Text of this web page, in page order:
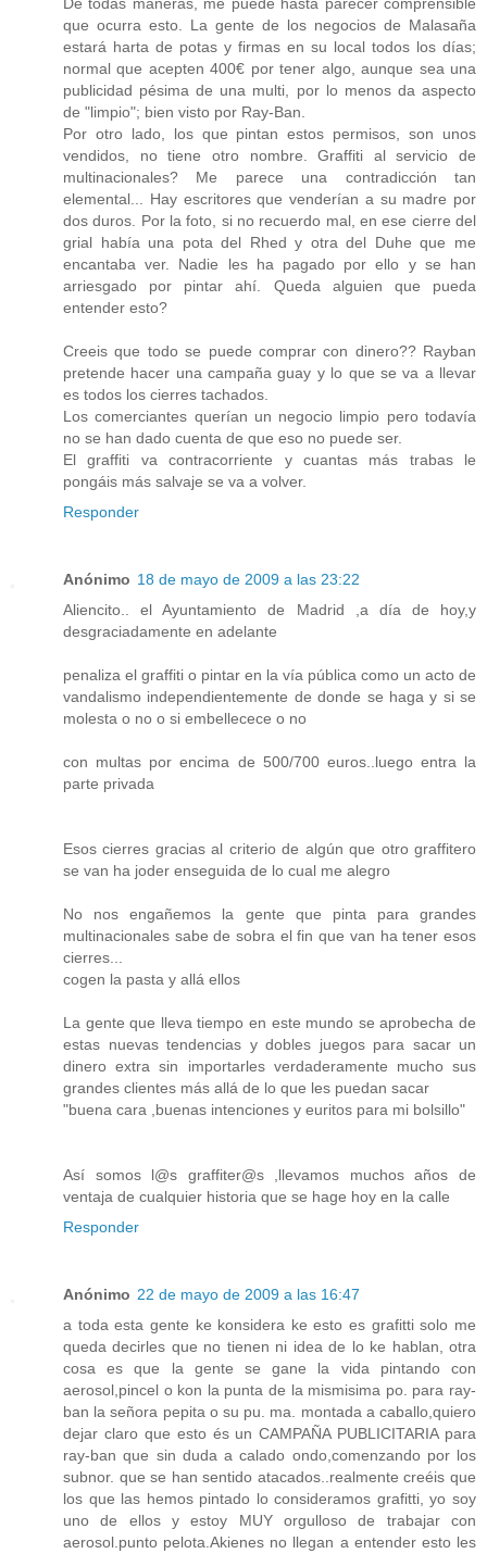
De todas maneras, me puede hasta parecer comprensible
que ocurra esto. La gente de los negocios de Malasaña
estará harta de potas y firmas en su local todos los días;
normal que acepten 400€ por tener algo, aunque sea una
publicidad pésima de una multi, por lo menos da aspecto
de "limpio"; bien visto por Ray-Ban.
Por otro lado, los que pintan estos permisos, son unos
vendidos, no tiene otro nombre. Graffiti al servicio de
multinacionales? Me parece una contradicción tan
elemental... Hay escritores que venderían a su madre por
dos duros. Por la foto, si no recuerdo mal, en ese cierre del
grial había una pota del Rhed y otra del Duhe que me
encantaba ver. Nadie les ha pagado por ello y se han
arriesgado por pintar ahí. Queda alguien que pueda
entender esto?
Creeis que todo se puede comprar con dinero?? Rayban
pretende hacer una campaña guay y lo que se va a llevar
es todos los cierres tachados.
Los comerciantes querían un negocio limpio pero todavía
no se han dado cuenta de que eso no puede ser.
El graffiti va contracorriente y cuantas más trabas le
pongáis más salvaje se va a volver.
Responder
Anónimo 18 de mayo de 2009 a las 23:22
Aliencito.. el Ayuntamiento de Madrid ,a día de hoy,y
desgraciadamente en adelante
penaliza el graffiti o pintar en la vía pública como un acto de
vandalismo independientemente de donde se haga y si se
molesta o no o si embellecece o no
con multas por encima de 500/700 euros..luego entra la
parte privada
Esos cierres gracias al criterio de algún que otro graffitero
se van ha joder enseguida de lo cual me alegro
No nos engañemos la gente que pinta para grandes
multinacionales sabe de sobra el fin que van ha tener esos
cierres...
cogen la pasta y allá ellos
La gente que lleva tiempo en este mundo se aprobecha de
estas nuevas tendencias y dobles juegos para sacar un
dinero extra sin importarles verdaderamente mucho sus
grandes clientes más allá de lo que les puedan sacar
"buena cara ,buenas intenciones y euritos para mi bolsillo"
Así somos l@s graffiter@s ,llevamos muchos años de
ventaja de cualquier historia que se hage hoy en la calle
Responder
Anónimo 22 de mayo de 2009 a las 16:47
a toda esta gente ke konsidera ke esto es grafitti solo me
queda decirles que no tienen ni idea de lo ke hablan, otra
cosa es que la gente se gane la vida pintando con
aerosol,pincel o kon la punta de la mismisima po. para ray-
ban la señora pepita o su pu. ma. montada a caballo,quiero
dejar claro que esto és un CAMPAÑA PUBLICITARIA para
ray-ban que sin duda a calado ondo,comenzando por los
subnor. que se han sentido atacados..realmente creéis que
los que las hemos pintado lo consideramos grafitti, yo soy
uno de ellos y estoy MUY orgulloso de trabajar con
aerosol.punto pelota.Akienes no llegan a entender esto les